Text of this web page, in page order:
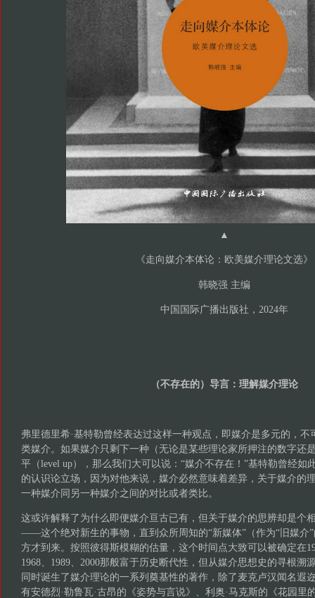
▲
《走向媒介本体论：欧美媒介理论文选》
韩晓强 主编
中国国际广播出版社，2024年
（不存在的）导言：理解媒介理论
弗里德里希·基特勒曾经表达过这样一种观点，即媒介是多元的，不
类媒介。如果媒介只剩下一种（无论是某些理论家所押注的数字还
平（level up），那么我们大可以说：“媒介不存在！”基特勒曾经如
的认识论立场，因为对他来说，媒介必然意味着差异，关于媒介的
一种媒介同另一种媒介之间的对比或者类比。
这或许解释了为什么即便媒介亘古已有，但关于媒介的思辨却是个
——这个绝对新生的事物，直到众所周知的“新媒体”（作为“旧媒介
方才到来。按照彼得斯模糊的估量，这个时间点大致可以被确定在
1968、1989、2000那般富于历史断代性，但从媒介思想史的寻根溯
同时诞生了媒介理论的一系列奠基性的著作，除了麦克卢汉闻名遐
有安德烈·勒鲁瓦·古昂的《姿势与言说》、利奥·马克斯的《花园里